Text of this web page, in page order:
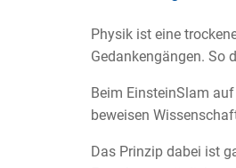
Physik ist eine
Gedankengängen. So
Beim EinsteinSlam
beweisen
Das Prinzip dabei ist